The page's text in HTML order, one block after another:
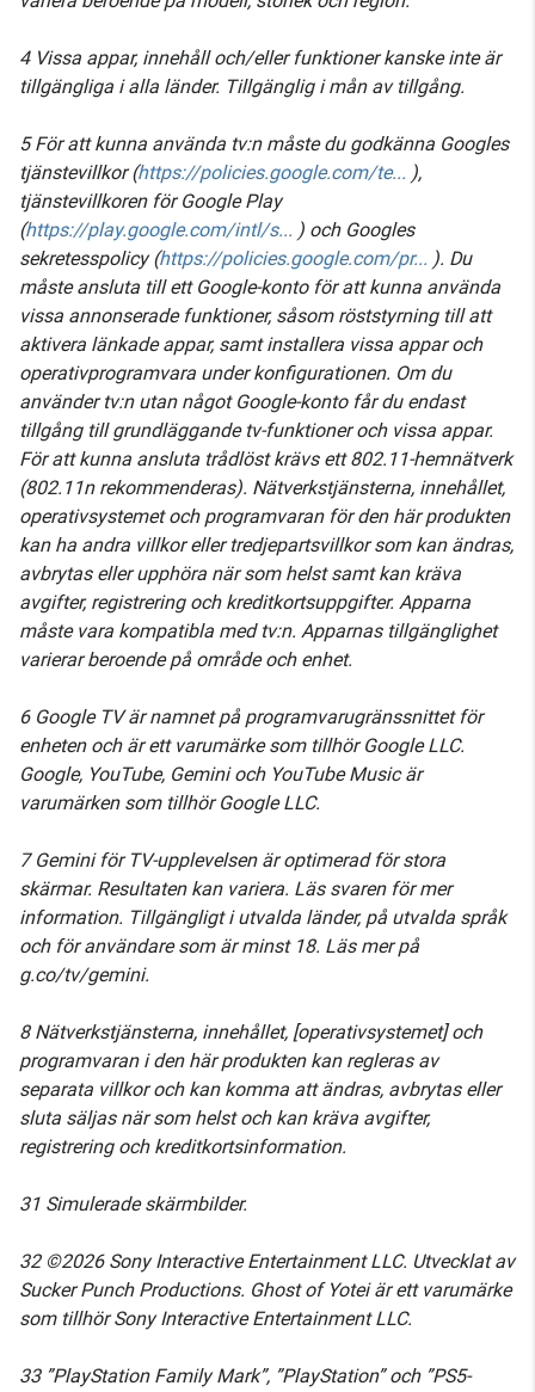
4 Vissa appar, innehåll och/eller funktioner kanske inte är
tillgängliga i alla länder. Tillgänglig i mån av tillgång.
5 För att kunna använda tv:n måste du godkänna Googles
tjänstevillkor (https://policies.google.com/te... ),
tjänstevillkoren för Google Play
(https://play.google.com/intl/s... ) och Googles
sekretesspolicy (https://policies.google.com/pr... ). Du
måste ansluta till ett Google-konto för att kunna använda
vissa annonserade funktioner, såsom röststyrning till att
aktivera länkade appar, samt installera vissa appar och
operativprogramvara under konfigurationen. Om du
använder tv:n utan något Google-konto får du endast
tillgång till grundläggande tv-funktioner och vissa appar.
För att kunna ansluta trådlöst krävs ett 802.11-hemnätverk
(802.11n rekommenderas). Nätverkstjänsterna, innehållet,
operativsystemet och programvaran för den här produkten
kan ha andra villkor eller tredjepartsvillkor som kan ändras,
avbrytas eller upphöra när som helst samt kan kräva
avgifter, registrering och kreditkortsuppgifter. Apparna
måste vara kompatibla med tv:n. Apparnas tillgänglighet
varierar beroende på område och enhet.
6 Google TV är namnet på programvarugränssnittet för
enheten och är ett varumärke som tillhör Google LLC.
Google, YouTube, Gemini och YouTube Music är
varumärken som tillhör Google LLC.
7 Gemini för TV-upplevelsen är optimerad för stora
skärmar. Resultaten kan variera. Läs svaren för mer
information. Tillgängligt i utvalda länder, på utvalda språk
och för användare som är minst 18. Läs mer på
g.co/tv/gemini.
8 Nätverkstjänsterna, innehållet, [operativsystemet] och
programvaran i den här produkten kan regleras av
separata villkor och kan komma att ändras, avbrytas eller
sluta säljas när som helst och kan kräva avgifter,
registrering och kreditkortsinformation.
31 Simulerade skärmbilder.
32 ©2026 Sony Interactive Entertainment LLC. Utvecklat av
Sucker Punch Productions. Ghost of Yotei är ett varumärke
som tillhör Sony Interactive Entertainment LLC.
33 ”PlayStation Family Mark”, ”PlayStation” och ”PS5-